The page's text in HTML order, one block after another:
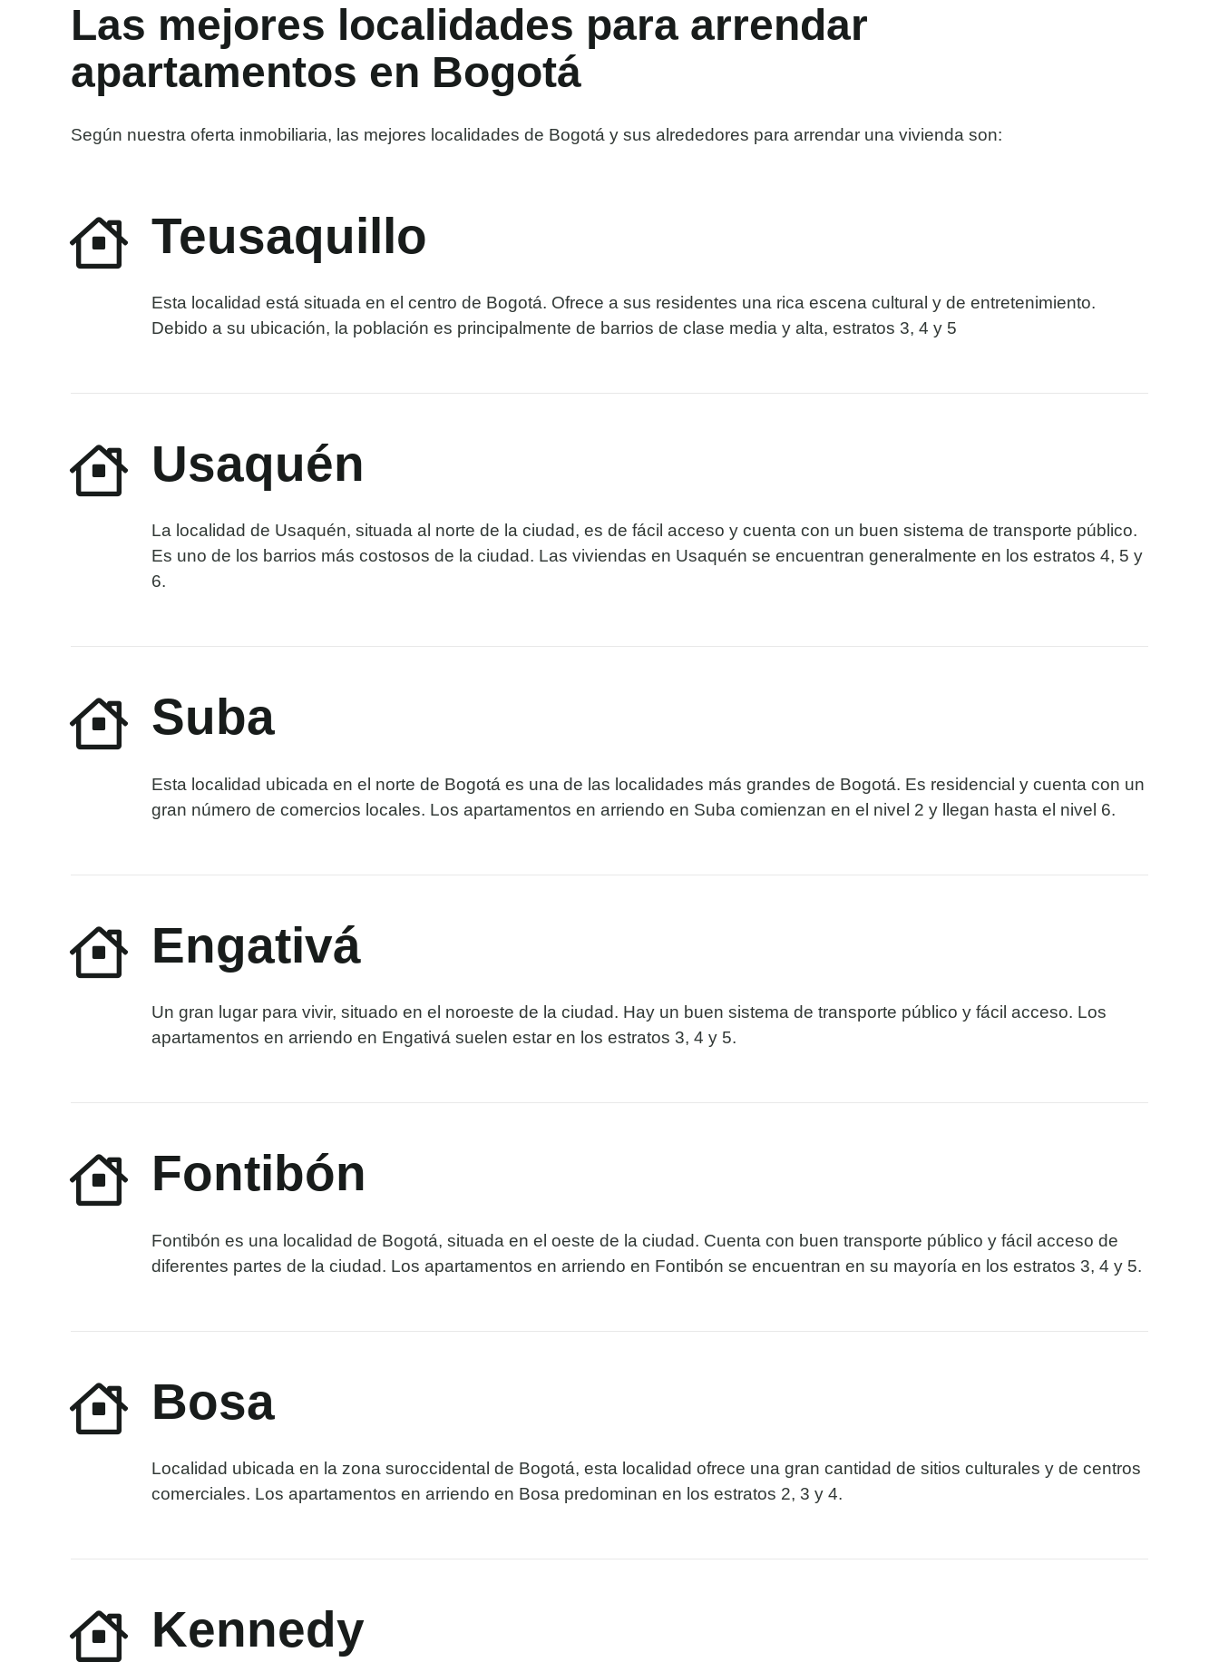
Las mejores localidades para arrendar
apartamentos en Bogotá
Según nuestra oferta inmobiliaria, las mejores localidades de Bogotá y sus alrededores para arrendar una vivienda son:
Teusaquillo
Esta localidad está situada en el centro de Bogotá. Ofrece a sus residentes una rica escena cultural y de entretenimiento.
Debido a su ubicación, la población es principalmente de barrios de clase media y alta, estratos 3, 4 y 5
Usaquén
La localidad de Usaquén, situada al norte de la ciudad, es de fácil acceso y cuenta con un buen sistema de transporte público.
Es uno de los barrios más costosos de la ciudad. Las viviendas en Usaquén se encuentran generalmente en los estratos 4, 5 y
6.
Suba
Esta localidad ubicada en el norte de Bogotá es una de las localidades más grandes de Bogotá. Es residencial y cuenta con un
gran número de comercios locales. Los apartamentos en arriendo en Suba comienzan en el nivel 2 y llegan hasta el nivel 6.
Engativá
Un gran lugar para vivir, situado en el noroeste de la ciudad. Hay un buen sistema de transporte público y fácil acceso. Los
apartamentos en arriendo en Engativá suelen estar en los estratos 3, 4 y 5.
Fontibón
Fontibón es una localidad de Bogotá, situada en el oeste de la ciudad. Cuenta con buen transporte público y fácil acceso de
diferentes partes de la ciudad. Los apartamentos en arriendo en Fontibón se encuentran en su mayoría en los estratos 3, 4 y 5.
Bosa
Localidad ubicada en la zona suroccidental de Bogotá, esta localidad ofrece una gran cantidad de sitios culturales y de centros
comerciales. Los apartamentos en arriendo en Bosa predominan en los estratos 2, 3 y 4.
Kennedy